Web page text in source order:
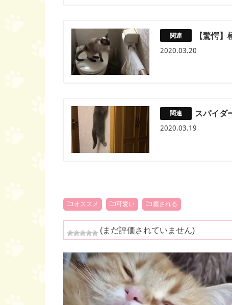
【驚愕
2020.03.20
スパイダ
2020.03.19
オススメ 可愛い 癒される
(まだ評価されていません)